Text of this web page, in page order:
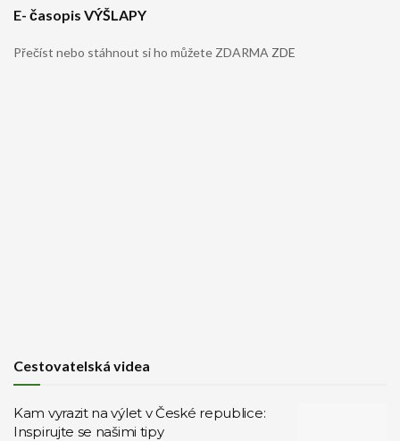
E- časopis VÝŠLAPY
Přečíst nebo stáhnout si ho můžete ZDARMA ZDE
Cestovatelská videa
Kam vyrazit na výlet v České republice:
Inspirujte se našimi tipy